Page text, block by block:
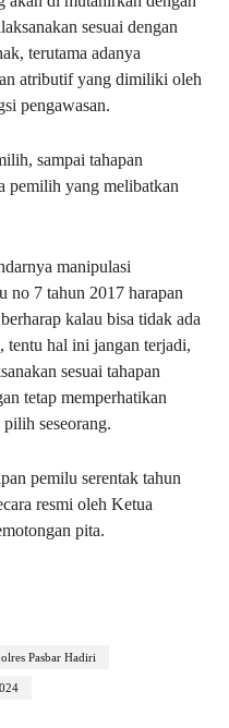
sesuai dengan
terutama adanya
atributif yang dimiliki oleh
pengawasan.
sampai tahapan
pemilih yang melibatkan
manipulasi
no 7 tahun 2017 harapan
kalau bisa tidak ada
tentu hal ini jangan terjadi,
sesuai tahapan
tetap memperhatikan
seseorang.
pemilu serentak tahun
resmi oleh Ketua
pita.
Pasbar Hadiri